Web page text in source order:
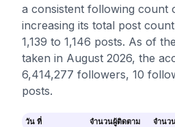
a consistent following count
increasing its total post
1,139 to 1,146 posts. As of
taken in August 2026, the
6,414,277 followers, 10
posts.
วัน ที่ จำนวนผู้ติดตาม จำนว